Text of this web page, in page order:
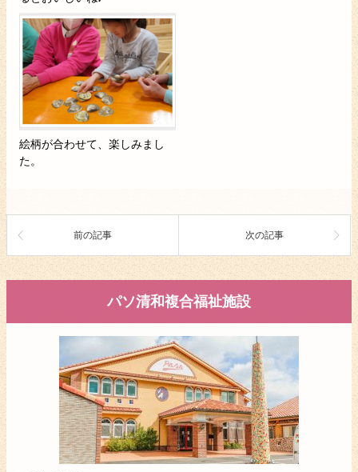
絵柄が合わせて、楽しみまし
た。
前の記事 次の記事
パソ清和複合福祉施設